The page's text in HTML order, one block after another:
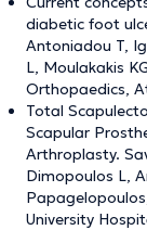
diabetic foot
Antoniadou T,
L, Moulakakis
Orthopaedics,
Total
Scapular
Arthroplasty.
Dimopoulos L,
University